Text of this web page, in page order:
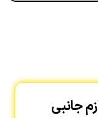
جانبی